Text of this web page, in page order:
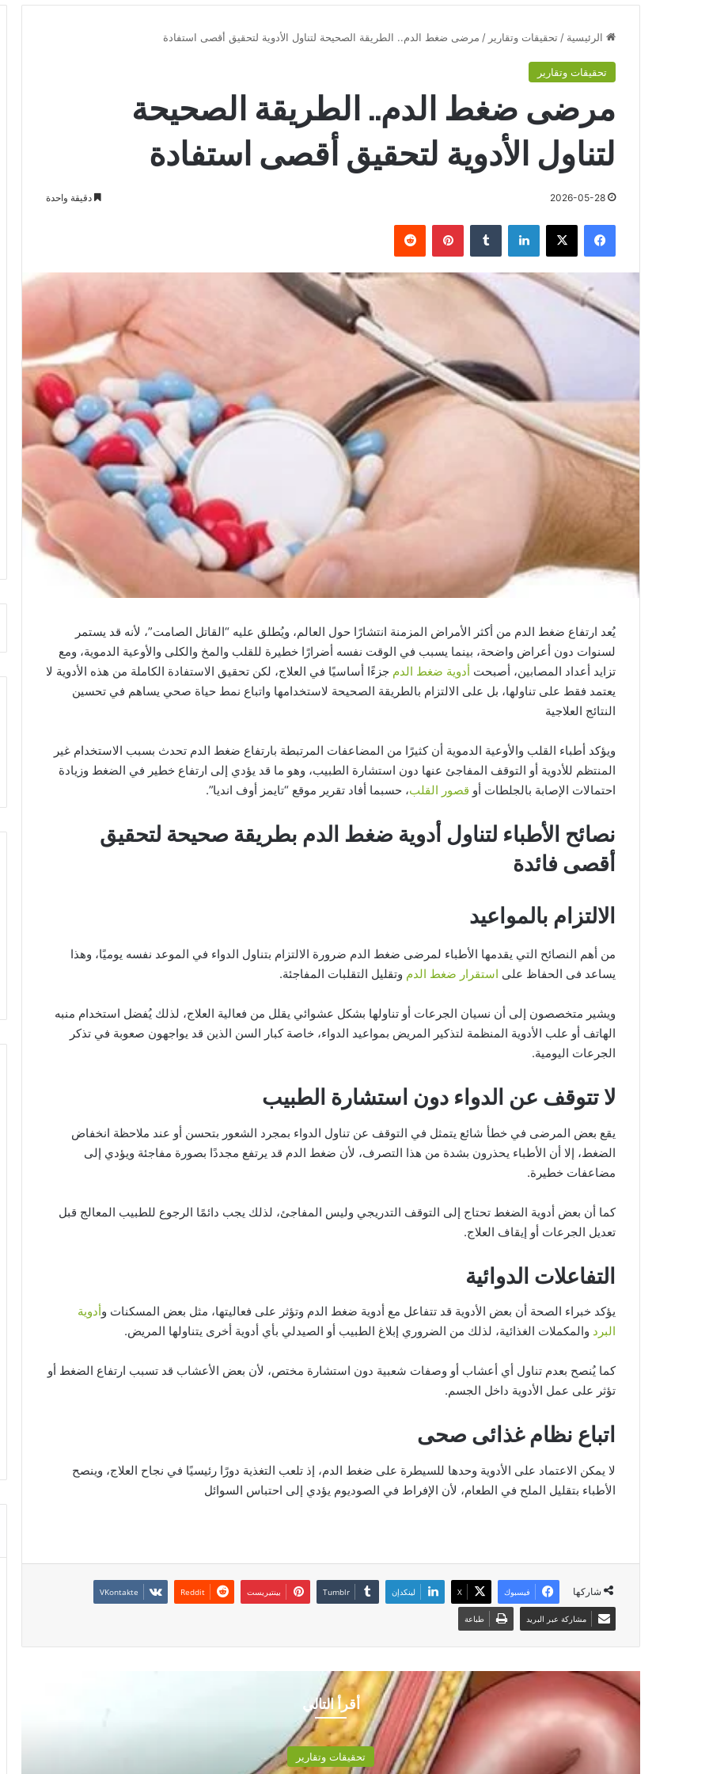
الرئيسية / تحقيقات وتقارير / مرضى ضغط الدم.. الطريقة الصحيحة لتناول الأدوية لتحقيق أقصى استفادة
تحقيقات وتقارير
مرضى ضغط الدم.. الطريقة الصحيحة
لتناول الأدوية لتحقيق أقصى استفادة
2026-05-28 دقيقة واحدة
فيسبوك لينكدإن بينتيريست
يُعد ارتفاع ضغط الدم من أكثر الأمراض المزمنة انتشارًا حول العالم، ويُطلق عليه “القاتل الصامت”، لأنه قد يستمر
لسنوات دون أعراض واضحة، بينما يسبب في الوقت نفسه أضرارًا خطيرة للقلب والمخ والكلى والأوعية الدموية، ومع
تزايد أعداد المصابين، أصبحت أدوية ضغط الدم جزءًا أساسيًا في العلاج، لكن تحقيق الاستفادة الكاملة من هذه الأدوية لا
يعتمد فقط على تناولها، بل على الالتزام بالطريقة الصحيحة لاستخدامها واتباع نمط حياة صحي يساهم في تحسين
النتائج العلاجية
ويؤكد أطباء القلب والأوعية الدموية أن كثيرًا من المضاعفات المرتبطة بارتفاع ضغط الدم تحدث بسبب الاستخدام غير
المنتظم للأدوية أو التوقف المفاجئ عنها دون استشارة الطبيب، وهو ما قد يؤدي إلى ارتفاع خطير في الضغط وزيادة
احتمالات الإصابة بالجلطات أو قصور القلب، حسبما أفاد تقرير موقع “تايمز أوف انديا”.
نصائح الأطباء لتناول أدوية ضغط الدم بطريقة صحيحة لتحقيق
أقصى فائدة
الالتزام بالمواعيد
من أهم النصائح التي يقدمها الأطباء لمرضى ضغط الدم ضرورة الالتزام بتناول الدواء في الموعد نفسه يوميًا، وهذا
يساعد فى الحفاظ على استقرار ضغط الدم وتقليل التقلبات المفاجئة.
ويشير متخصصون إلى أن نسيان الجرعات أو تناولها بشكل عشوائي يقلل من فعالية العلاج، لذلك يُفضل استخدام منبه
الهاتف أو علب الأدوية المنظمة لتذكير المريض بمواعيد الدواء، خاصة كبار السن الذين قد يواجهون صعوبة في تذكر
الجرعات اليومية.
لا تتوقف عن الدواء دون استشارة الطبيب
يقع بعض المرضى في خطأ شائع يتمثل في التوقف عن تناول الدواء بمجرد الشعور بتحسن أو عند ملاحظة انخفاض
الضغط، إلا أن الأطباء يحذرون بشدة من هذا التصرف، لأن ضغط الدم قد يرتفع مجددًا بصورة مفاجئة ويؤدي إلى
مضاعفات خطيرة.
كما أن بعض أدوية الضغط تحتاج إلى التوقف التدريجي وليس المفاجئ، لذلك يجب دائمًا الرجوع للطبيب المعالج قبل
تعديل الجرعات أو إيقاف العلاج.
التفاعلات الدوائية
يؤكد خبراء الصحة أن بعض الأدوية قد تتفاعل مع أدوية ضغط الدم وتؤثر على فعاليتها، مثل بعض المسكنات وأدوية
البرد والمكملات الغذائية، لذلك من الضروري إبلاغ الطبيب أو الصيدلي بأي أدوية أخرى يتناولها المريض.
كما يُنصح بعدم تناول أي أعشاب أو وصفات شعبية دون استشارة مختص، لأن بعض الأعشاب قد تسبب ارتفاع الضغط أو
تؤثر على عمل الأدوية داخل الجسم.
اتباع نظام غذائى صحى
لا يمكن الاعتماد على الأدوية وحدها للسيطرة على ضغط الدم، إذ تلعب التغذية دورًا رئيسيًا في نجاح العلاج، وينصح
الأطباء بتقليل الملح في الطعام، لأن الإفراط في الصوديوم يؤدي إلى احتباس السوائل
شاركها فيسبوك ‫X لينكدإن بينتيريست
مشاركة عبر البريد طباعة
أقرأ التالي